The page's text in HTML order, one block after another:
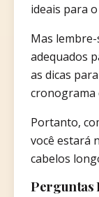
ideais para
Mas
adequados
as dicas
cronograma
Portanto,
você estará
cabelos
Perguntas